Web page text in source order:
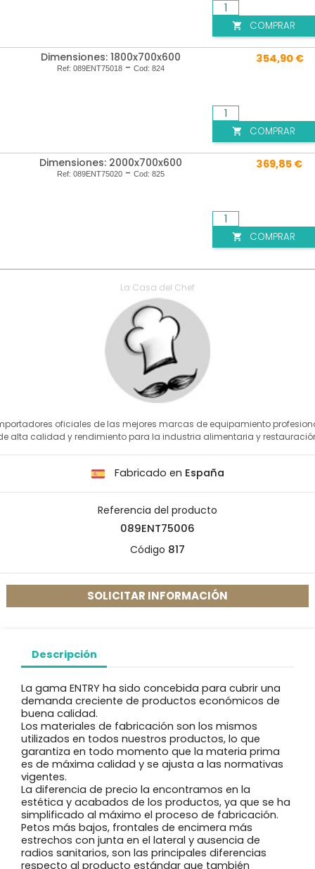
La Casa del Chef
oficiales de las mejores marcas de equipamiento
alta calidad y rendimiento para la industria alimentaria y
Fabricado en España
Referencia del producto
089ENT75006
Código 817
SOLICITAR INFORMACIÓN
 COMPRAR
Dimensiones: 1800x700x600
Ref: 089ENT75018- Cod: 824
354,90 €
 COMPRAR
Dimensiones: 2000x700x600
Ref: 089ENT75020- Cod: 825
369,85 €
 COMPRAR
Descripción
La gama ENTRY ha sido concebida para cubrir una
demanda creciente de productos económicos de
buena calidad.
Los materiales de fabricación son los mismos
utilizados en todos nuestros productos, lo que
garantiza en todo momento que la materia prima
es de máxima calidad y se ajusta a las normativas
vigentes.
La diferencia de precio la encontramos en la
estética y acabados de los productos, ya que se ha
simplificado al máximo el proceso de fabricación.
Petos más bajos, frontales de encimera más
estrechos con junta en el lateral y ausencia de
radios sanitarios, son las principales diferencias
respecto al producto estándar que también